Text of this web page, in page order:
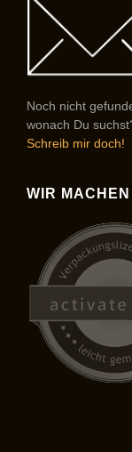
Noch nicht
wonach Du
Schreib mir doch!
WIR